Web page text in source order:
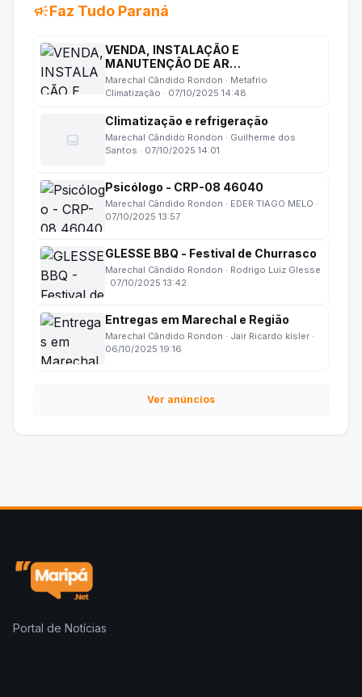
campaignFaz Tudo Paraná
VENDA, INSTALAÇÃO E
MANUTENÇÃO DE AR
CONDICIONADO
Marechal Cândido Rondon · Metafrio
Climatização · 07/10/2025 14:48
image
Climatização e refrigeração
Marechal Cândido Rondon · Guilherme dos
Santos · 07/10/2025 14:01
Psicólogo - CRP-08 46040
Marechal Cândido Rondon · EDER TIAGO MELO ·
07/10/2025 13:57
GLESSE BBQ - Festival de Churrasco
Marechal Cândido Rondon · Rodrigo Luiz Glesse
· 07/10/2025 13:42
Entregas em Marechal e Região
Marechal Cândido Rondon · Jair Ricardo kisler ·
06/10/2025 19:16
Ver anúncios
Portal de Notícias